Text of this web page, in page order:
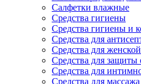
Салфетки влажные
Средства гигиены
Средства гигиены и
Средства для
Средства для
Средства для защиты
Средства для
Средства для